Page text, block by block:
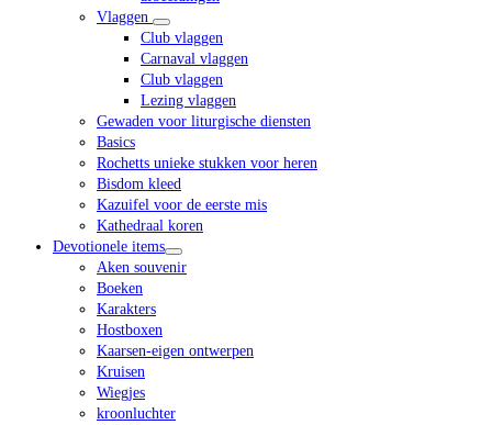
Vlaggen
Club vlaggen
Carnaval vlaggen
Club vlaggen
Lezing vlaggen
Gewaden voor liturgische diensten
Basics
Rochetts unieke stukken voor heren
Bisdom kleed
Kazuifel voor de eerste mis
Kathedraal koren
Devotionele items
Aken souvenir
Boeken
Karakters
Hostboxen
Kaarsen-eigen ontwerpen
Kruisen
Wiegjes
kroonluchter